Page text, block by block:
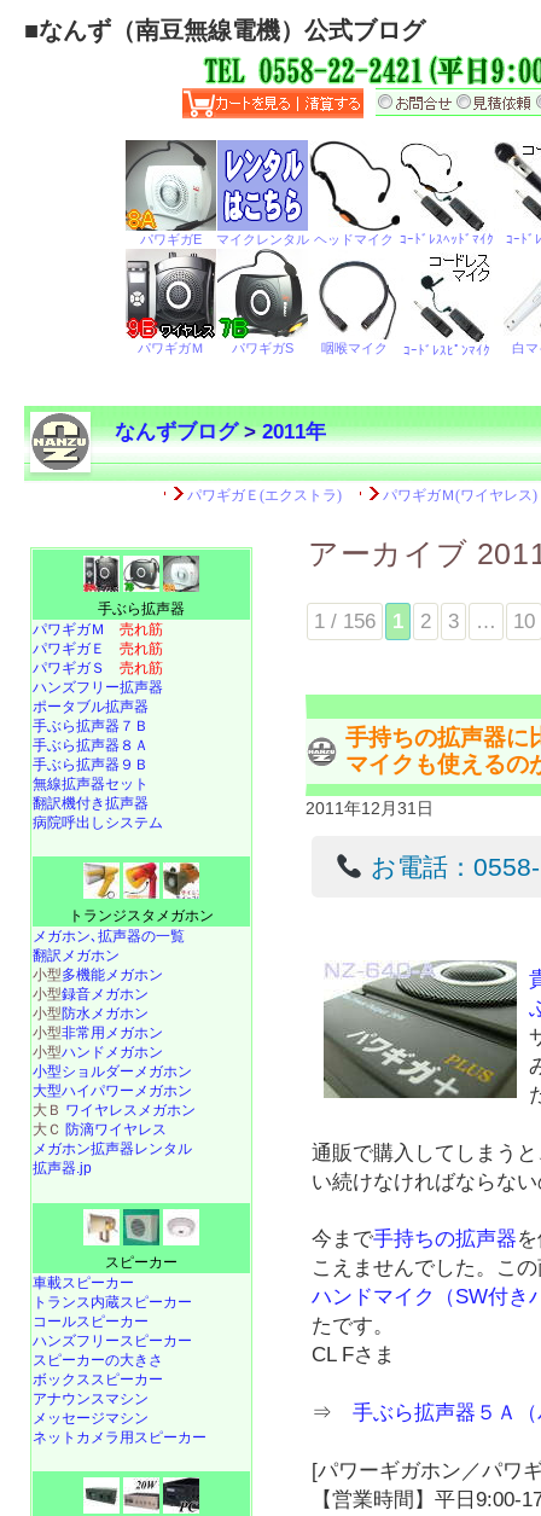
■なんず（南豆無線電機）公式ブログ
なんずブログ>2011年
アーカイブ
1 / 156 1 2 3 … 10
手持ちの拡声器に
マイクも使えるの
2011年12月31日
お電話：
通販で購入してしまう
い続けなければならな
今まで手持ちの拡声器
こえませんでした。こ
ハンドマイク（SW付き
たです。
CL Fさま
⇒手ぶら拡声器５Ａ
[パワーギガホン／パワ
【営業時間】平日9:00-
手ぶら拡声器
パワギガＭ 売れ筋
パワギガＥ 売れ筋
パワギガＳ 売れ筋
ハンズフリー拡声器
ポータブル拡声器
手ぶら拡声器７Ｂ
手ぶら拡声器８Ａ
手ぶら拡声器９Ｂ
無線拡声器セット
翻訳機付き拡声器
病院呼出しシステム
トランジスタメガホン
メガホン､拡声器の一覧
翻訳メガホン
小型多機能メガホン
小型録音メガホン
小型防水メガホン
小型非常用メガホン
小型ハンドメガホン
小型ショルダーメガホン
大型ハイパワーメガホン
大Ｂ ワイヤレスメガホン
大Ｃ 防滴ワイヤレス
メガホン拡声器レンタル
拡声器.jp
スピーカー
車載スピーカー
トランス内蔵スピーカー
コールスピーカー
ハンズフリースピーカー
スピーカーの大きさ
ボックススピーカー
アナウンスマシン
メッセージマシン
ネットカメラ用スピーカー